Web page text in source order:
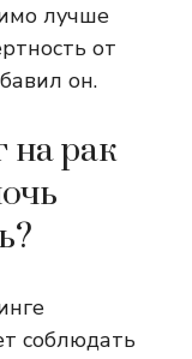
лучше
от
он.
на рак
соблюдать